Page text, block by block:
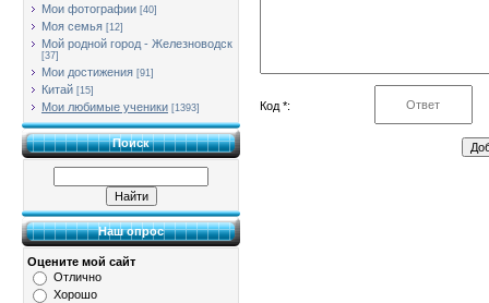
Мои фотографии [40]
Моя семья [12]
Мой родной город - Железноводск
[37]
Мои достижения [91]
Китай [15]
Мои любимые ученики [1393]
Поиск
Наш опрос
Оцените мой сайт
Отлично
Хорошо
Код *: